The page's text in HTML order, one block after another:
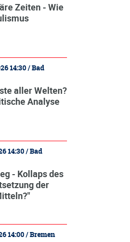
Zeiten - Wie
14:30 / Bad
aller Welten?
Analyse
14:30 / Bad
- Kollaps des
der
14:00 / Bremen